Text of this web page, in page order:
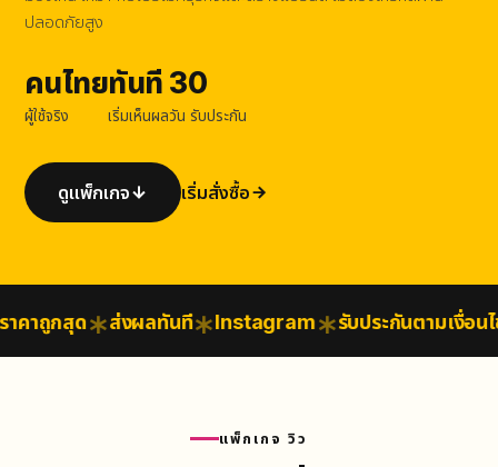
ปลอดภัยสูง
คนไทย
ผู้ใช้จริง
ทันที
เริ่มเห็นผล
30
วัน รับประกัน
ดูแพ็กเกจ เริ่มสั่งซื้อ
าถูกสุด ส่งผลทันที Instagram รับประกันตามเงื่อนไข
แพ็กเกจ วิว